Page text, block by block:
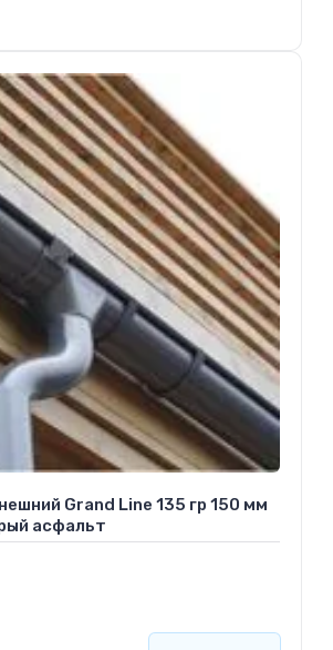
Grand Line 135 гр 150 мм
асфальт